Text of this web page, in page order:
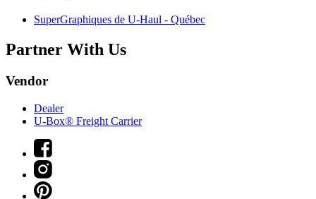
SuperGraphiques de U-Haul - Québec
Partner With Us
Vendor
Dealer
U-Box® Freight Carrier